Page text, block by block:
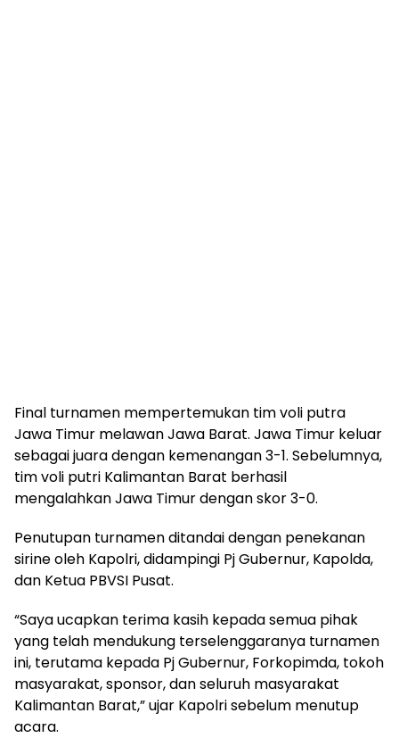
Final turnamen mempertemukan tim voli putra
Jawa Timur melawan Jawa Barat. Jawa Timur keluar
sebagai juara dengan kemenangan 3-1. Sebelumnya,
tim voli putri Kalimantan Barat berhasil
mengalahkan Jawa Timur dengan skor 3-0.
Penutupan turnamen ditandai dengan penekanan
sirine oleh Kapolri, didampingi Pj Gubernur, Kapolda,
dan Ketua PBVSI Pusat.
“Saya ucapkan terima kasih kepada semua pihak
yang telah mendukung terselenggaranya turnamen
ini, terutama kepada Pj Gubernur, Forkopimda, tokoh
masyarakat, sponsor, dan seluruh masyarakat
Kalimantan Barat,” ujar Kapolri sebelum menutup
acara.